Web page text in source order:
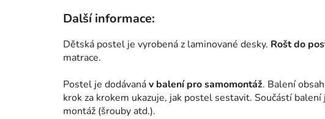
Další informace:
Dětská postel je vyrobená z laminované desky. Rošt do
matrace.
Postel je dodávanáv balení pro samomontáž. Balení
krok za krokem ukazuje, jak postel sestavit. Součástí
montáž (šrouby atd.).